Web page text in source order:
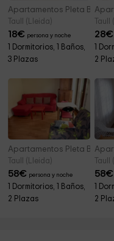
Apartamentos Pleta Bona-
Taull (Lleida)
18€ persona y noche
1 Dormitorios, 1 Baños,
3 Plazas
Taull
28€
1
2
Apartamentos Pleta Bona-
Taull (Lleida)
58€ persona y noche
1 Dormitorios, 1 Baños,
2 Plazas
Taull
58€
1
2